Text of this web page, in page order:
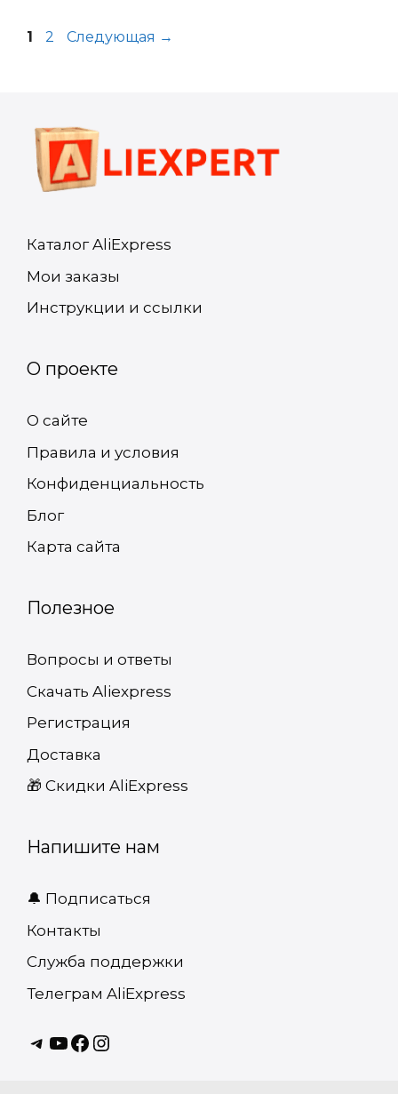
Страница
1 Страница
2 Следующая →
Каталог AliExpress
Мои заказы
Инструкции и ссылки
О проекте
О сайте
Правила и условия
Конфиденциальность
Блог
Карта сайта
Полезное
Вопросы и ответы
Скачать Aliexpress
Регистрация
Доставка
🎁 Cкидки AliExpress
Напишите нам
🔔 Подписаться
Контакты
Служба поддержки
Телеграм AliExpress
Telagram
youtube
Facebook
instagram